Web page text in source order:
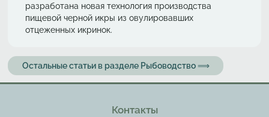
разработана новая технология производства
пищевой черной икры из овулировавших
отцеженных икринок.
Остальные статьи в разделе Рыбоводство ⟹
Контакты